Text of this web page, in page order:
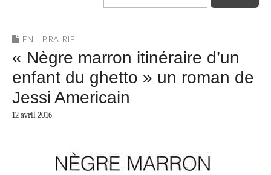
EN LIBRAIRIE
« Nègre marron itinéraire d’un
enfant du ghetto » un roman de
Jessi Americain
12 avril 2016